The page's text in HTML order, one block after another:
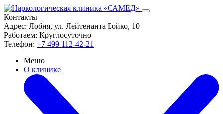
Контакты
Адрес: Лобня, ул. Лейтенанта Бойко, 10
Работаем: Круглосуточно
Телефон: +7 499 112-42-21
Меню
О клинике